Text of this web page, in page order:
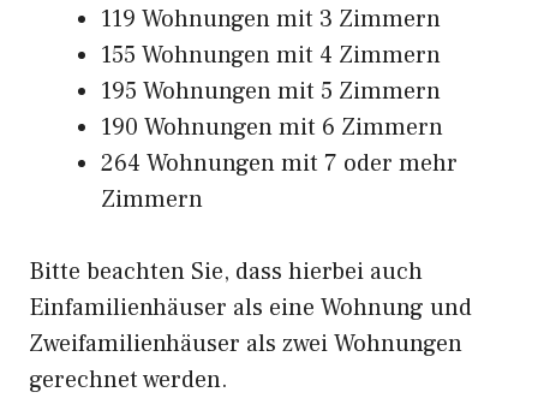
119 Wohnungen mit 3 Zimmern
155 Wohnungen mit 4 Zimmern
195 Wohnungen mit 5 Zimmern
190 Wohnungen mit 6 Zimmern
264 Wohnungen mit 7 oder mehr
Zimmern
Bitte beachten Sie, dass hierbei auch
Einfamilienhäuser als eine Wohnung und
Zweifamilienhäuser als zwei Wohnungen
gerechnet werden.